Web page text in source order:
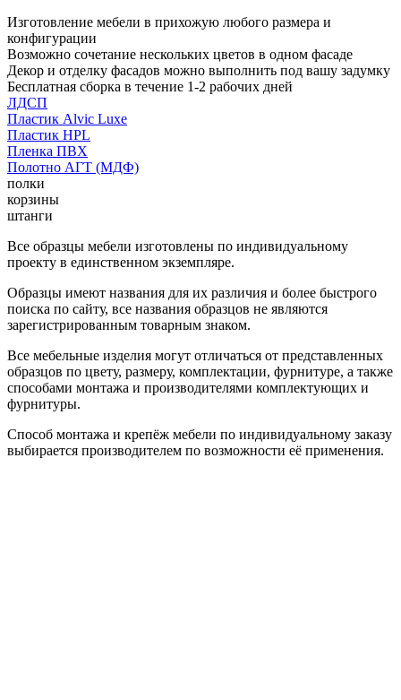
Изготовление мебели в прихожую любого размера и
конфигурации
Возможно сочетание нескольких цветов в одном фасаде
Декор и отделку фасадов можно выполнить под вашу задумку
Бесплатная сборка в течение 1-2 рабочих дней
ЛДСП
Пластик Alvic Luxe
Пластик HPL
Пленка ПВХ
Полотно АГТ (МДФ)
полки
корзины
штанги
Все образцы мебели изготовлены по индивидуальному
проекту в единственном экземпляре.
Образцы имеют названия для их различия и более быстрого
поиска по сайту, все названия образцов не являются
зарегистрированным товарным знаком.
Все мебельные изделия могут отличаться от представленных
образцов по цвету, размеру, комплектации, фурнитуре, а также
способами монтажа и производителями комплектующих и
фурнитуры.
Способ монтажа и крепёж мебели по индивидуальному заказу
выбирается производителем по возможности её применения.